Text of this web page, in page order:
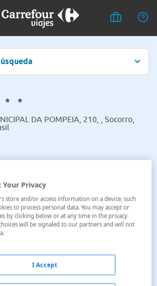
DA POMPEIA, 210, , Socorro,
Your Privacy
store and/or access information on a device, such
to process personal data. You may accept or
by clicking below or at any time in the privacy
will be signaled to our partners and will not
I Accept